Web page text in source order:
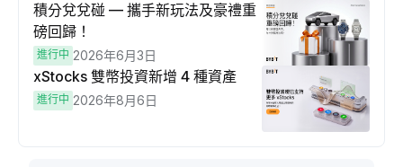
積分兌兌碰 — 攜手新玩法及豪禮重
磅回歸！
進行中 2026年6月3日
xStocks 雙幣投資新增 4 種資產
進行中 2026年8月6日